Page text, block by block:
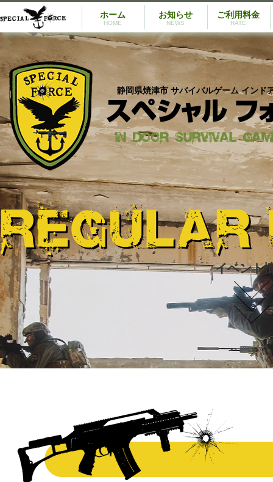
ホーム
HOME
お知らせ
NEWS
ご利用料金
RATE
静岡県焼津市 サバイバルゲーム インド
イベント